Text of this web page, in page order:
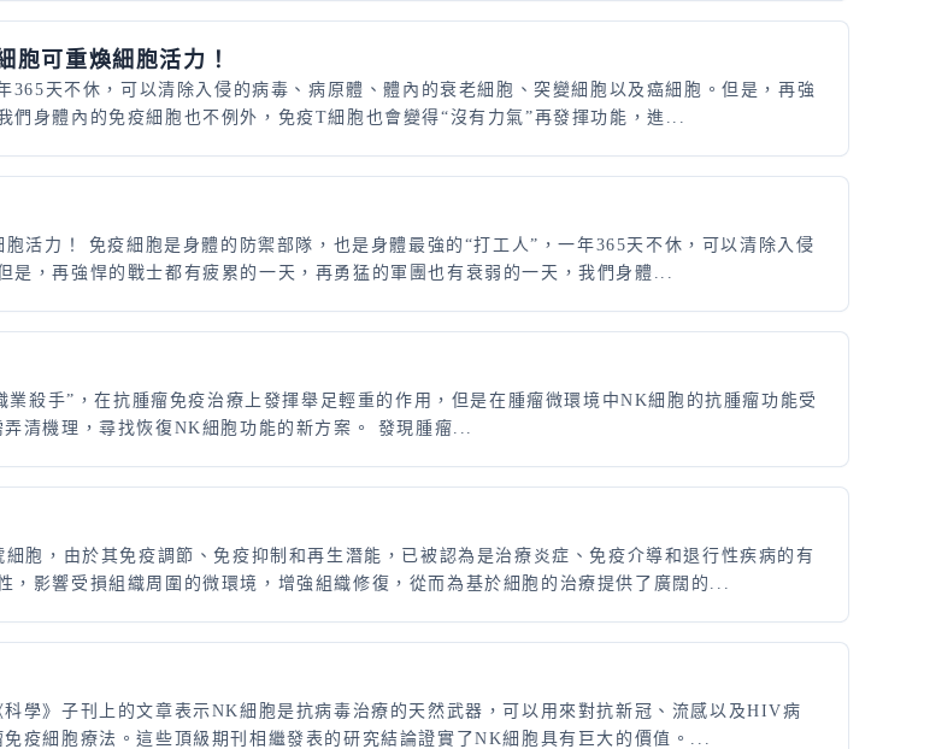
胞可重煥細胞活力！
天不休，可以清除入侵的病毒、病原體、體內的衰老細胞、突變細胞以及癌細胞。但是，再強
身體內的免疫細胞也不例外，免疫T細胞也會變得“沒有力氣”再發揮功能，進...
活力！ 免疫細胞是身體的防禦部隊，也是身體最強的“打工人”，一年365天不休，可以清除入侵
是，再強悍的戰士都有疲累的一天，再勇猛的軍團也有衰弱的一天，我們身體...
殺手”，在抗腫瘤免疫治療上發揮舉足輕重的作用，但是在腫瘤微環境中NK細胞的抗腫瘤功能受
清機理，尋找恢復NK細胞功能的新方案。 發現腫瘤...
胞，由於其免疫調節、免疫抑制和再生潛能，已被認為是治療炎症、免疫介導和退行性疾病的有
，影響受損組織周圍的微環境，增強組織修復，從而為基於細胞的治療提供了廣闊的...
學》子刊上的文章表示NK細胞是抗病毒治療的天然武器，可以用來對抗新冠、流感以及HIV病
疫細胞療法。這些頂級期刊相繼發表的研究結論證實了NK細胞具有巨大的價值。...